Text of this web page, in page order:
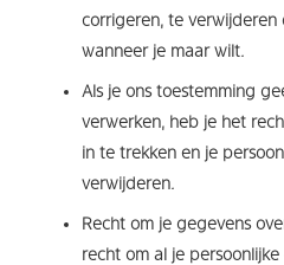
corrigeren, te verwijderen
wanneer je maar wilt.
Als je ons toestemming
verwerken, heb je het
in te trekken en je
verwijderen.
Recht om je gegevens
recht om al je